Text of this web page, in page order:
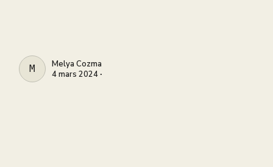
MELYA COZMA
Melya Cozma
4 mars 2024 ∙